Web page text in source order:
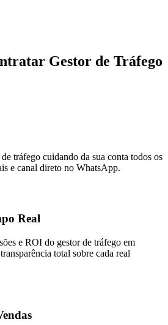
Gestor de Tráfego
tráfego cuidando da sua conta todos os
e canal direto no WhatsApp.
Real
e ROI do gestor de tráfego em
total sobre cada real